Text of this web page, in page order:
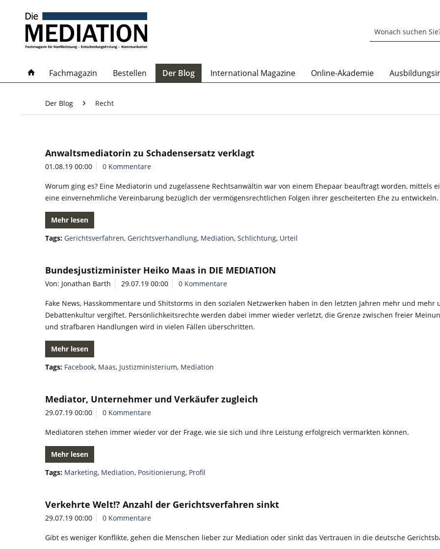
Fachmagazin Bestellen Der Blog International Magazine Online-Akademie
Der Blog Recht
Anwaltsmediatorin zu Schadensersatz verklagt
01.08.19 00:00 0 Kommentare
Worum ging es? Eine Mediatorin und zugelassene Rechtsanwältin war von einem Ehepaar beauftragt worden, mittels
eine einvernehmliche Vereinbarung bezüglich der vermögensrechtlichen Folgen ihrer gescheiterten Ehe zu entwickeln.
Mehr lesen
Tags: Gerichtsverfahren, Gerichtsverhandlung, Mediation, Schlichtung, Urteil
Bundesjustizminister Heiko Maas in DIE MEDIATION
Von: Jonathan Barth 29.07.19 00:00 0 Kommentare
Fake News, Hasskommentare und Shitstorms in den sozialen Netzwerken haben in den letzten Jahren mehr und mehr
Debattenkultur vergiftet. Persönlichkeitsrechte werden dabei immer wieder verletzt, die Grenze zwischen freier
und strafbaren Handlungen wird in vielen Fällen überschritten.
Mehr lesen
Tags: Facebook, Maas, Justizministerium, Mediation
Mediator, Unternehmer und Verkäufer zugleich
29.07.19 00:00 0 Kommentare
Mediatoren stehen immer wieder vor der Frage, wie sie sich und ihre Leistung erfolgreich vermarkten können.
Mehr lesen
Tags: Marketing, Mediation, Positionierung, Profil
Verkehrte Welt!? Anzahl der Gerichtsverfahren sinkt
29.07.19 00:00 0 Kommentare
Gibt es weniger Konflikte, gehen die Menschen lieber zur Mediation oder sinkt das Vertrauen in die deutsche